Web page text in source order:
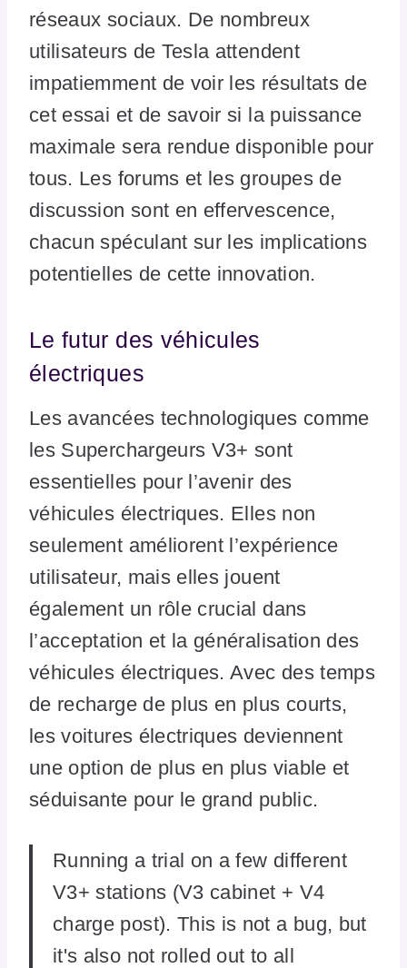
réseaux sociaux. De nombreux
utilisateurs de Tesla attendent
impatiemment de voir les résultats de
cet essai et de savoir si la puissance
maximale sera rendue disponible pour
tous. Les forums et les groupes de
discussion sont en effervescence,
chacun spéculant sur les implications
potentielles de cette innovation.
Le futur des véhicules
électriques
Les avancées technologiques comme
les Superchargeurs V3+ sont
essentielles pour l’avenir des
véhicules électriques. Elles non
seulement améliorent l’expérience
utilisateur, mais elles jouent
également un rôle crucial dans
l’acceptation et la généralisation des
véhicules électriques. Avec des temps
de recharge de plus en plus courts,
les voitures électriques deviennent
une option de plus en plus viable et
séduisante pour le grand public.
Running a trial on a few different
V3+ stations (V3 cabinet + V4
charge post). This is not a bug, but
it's also not rolled out to all